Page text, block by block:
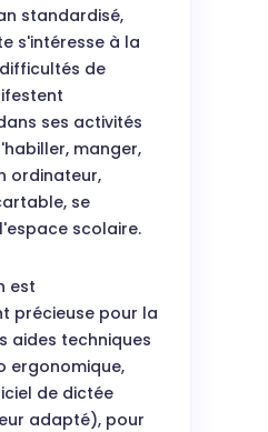
standardisé,
s'intéresse à la
de
ses activités
manger,
ordinateur,
se
scolaire.
est
précieuse pour la
aides techniques
ergonomique,
de dictée
adapté), pour